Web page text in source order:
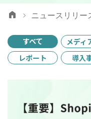
ニュースリリー
すべて メディ
レポート
導入